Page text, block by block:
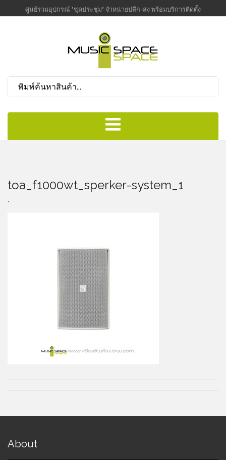
ศูนย์รวมอุปกรณ์ "ชุดประชุม" จำหน่ายปลีก-ส่ง พร้อมบริการติดตั้ง
toa_f1000wt_sperker-system_1
About